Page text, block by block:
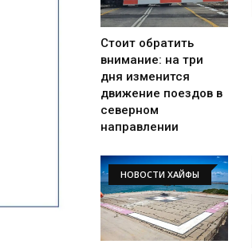
Стоит обратить
внимание: на три
дня изменится
движение поездов в
северном
направлении
НОВОСТИ ХАЙФЫ